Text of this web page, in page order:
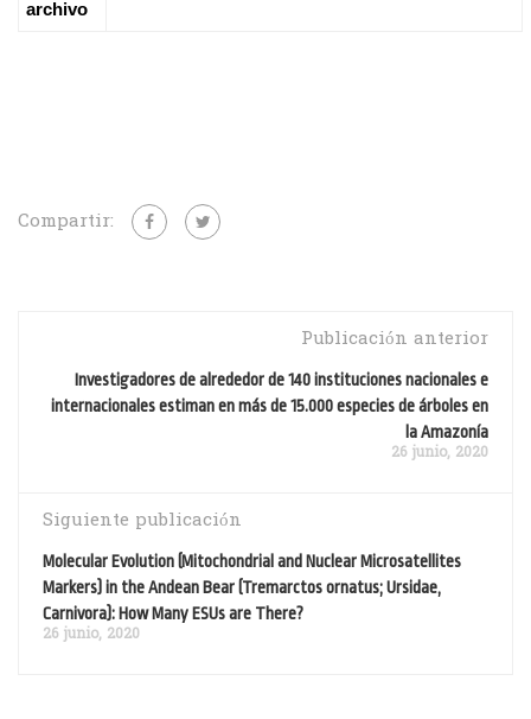
archivo
Compartir:
Publicación anterior
Investigadores de alrededor de 140 instituciones nacionales e
internacionales estiman en más de 15.000 especies de árboles en
la Amazonía
26 junio, 2020
Siguiente publicación
Molecular Evolution (Mitochondrial and Nuclear Microsatellites
Markers) in the Andean Bear (Tremarctos ornatus; Ursidae,
Carnivora): How Many ESUs are There?
26 junio, 2020